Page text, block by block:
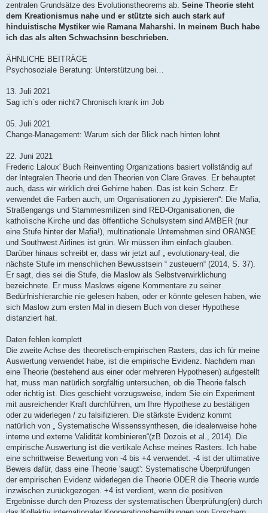
zentralen Grundsätze des Evolutionstheorems ab. Seine Theorie steht
dem Kreationismus nahe und er stützte sich auch stark auf
hinduistische Mystiker wie Ramana Maharshi. In meinem Buch habe
ich das als alten Schwachsinn beschrieben.
ÄHNLICHE BEITRÄGE
Psychosoziale Beratung: Unterstützung bei…
13. Juli 2021
Sag ich`s oder nicht? Chronisch krank im Job
05. Juli 2021
Change-Management: Warum sich der Blick nach hinten lohnt
22. Juni 2021
Frederic Laloux' Buch Reinventing Organizations basiert vollständig auf
der Integralen Theorie und den Theorien von Clare Graves. Er behauptet
auch, dass wir wirklich drei Gehirne haben. Das ist kein Scherz. Er
verwendet die Farben auch, um Organisationen zu „typisieren“: Die Mafia,
Straßengangs und Stammesmilizen sind RED-Organisationen, die
katholische Kirche und das öffentliche Schulsystem sind AMBER (nur
eine Stufe hinter der Mafia!), multinationale Unternehmen sind ORANGE
und Southwest Airlines ist grün. Wir müssen ihm einfach glauben.
Darüber hinaus schreibt er, dass wir jetzt auf „ evolutionary-teal, die
nächste Stufe im menschlichen Bewusstsein “ zusteuern“ (2014, S. 37).
Er sagt, dies sei die Stufe, die Maslow als Selbstverwirklichung
bezeichnete. Er muss Maslows eigene Kommentare zu seiner
Bedürfnishierarchie nie gelesen haben, oder er könnte gelesen haben, wie
sich Maslow zum ersten Mal in diesem Buch von dieser Hypothese
distanziert hat.
Daten fehlen komplett
Die zweite Achse des theoretisch-empirischen Rasters, das ich für meine
Auswertung verwendet habe, ist die empirische Evidenz. Nachdem man
eine Theorie (bestehend aus einer oder mehreren Hypothesen) aufgestellt
hat, muss man natürlich sorgfältig untersuchen, ob die Theorie falsch
oder richtig ist. Dies geschieht vorzugsweise, indem Sie ein Experiment
mit ausreichender Kraft durchführen, um Ihre Hypothese zu bestätigen
oder zu widerlegen / zu falsifizieren. Die stärkste Evidenz kommt
natürlich von „ Systematische Wissenssynthesen, die idealerweise hohe
interne und externe Validität kombinieren“(zB Dozois et al., 2014). Die
empirische Auswertung ist die vertikale Achse meines Rasters. Ich habe
eine schrittweise Bewertung von -4 bis +4 verwendet. -4 ist der ultimative
Beweis dafür, dass eine Theorie 'saugt': Systematische Überprüfungen
der empirischen Evidenz widerlegen die Theorie ODER die Theorie wurde
inzwischen zurückgezogen. +4 ist verdient, wenn die positiven
Ergebnisse durch den Prozess der systematischen Überprüfung(en) durch